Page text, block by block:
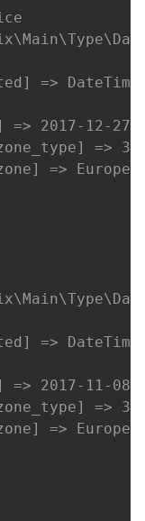
=> DateTime
=> 2017-12-27
=> 3
=> Europe/
=> DateTime
=> 2017-11-08
=> 3
=> Europe/